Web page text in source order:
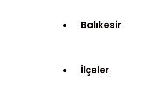
Balıkesir
İlçeler